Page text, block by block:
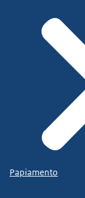
Papiamento